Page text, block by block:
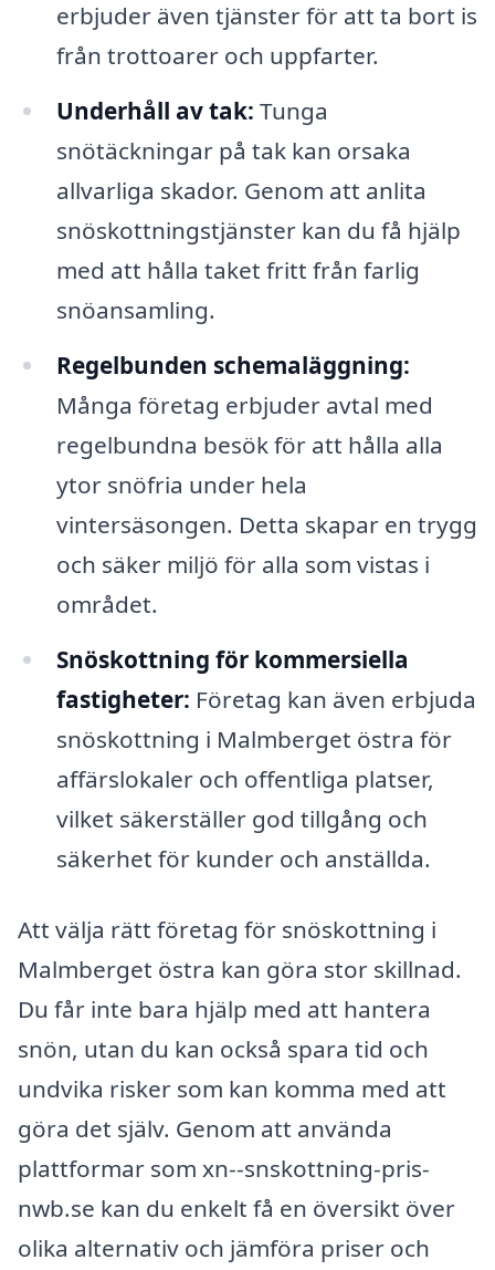
erbjuder även tjänster för att ta bort is
från trottoarer och uppfarter.
Underhåll av tak: Tunga
snötäckningar på tak kan orsaka
allvarliga skador. Genom att anlita
snöskottningstjänster kan du få hjälp
med att hålla taket fritt från farlig
snöansamling.
Regelbunden schemaläggning:
Många företag erbjuder avtal med
regelbundna besök för att hålla alla
ytor snöfria under hela
vintersäsongen. Detta skapar en trygg
och säker miljö för alla som vistas i
området.
Snöskottning för kommersiella
fastigheter: Företag kan även erbjuda
snöskottning i Malmberget östra för
affärslokaler och offentliga platser,
vilket säkerställer god tillgång och
säkerhet för kunder och anställda.
Att välja rätt företag för snöskottning i
Malmberget östra kan göra stor skillnad.
Du får inte bara hjälp med att hantera
snön, utan du kan också spara tid och
undvika risker som kan komma med att
göra det själv. Genom att använda
plattformar som xn--snskottning-pris-
nwb.se kan du enkelt få en översikt över
olika alternativ och jämföra priser och